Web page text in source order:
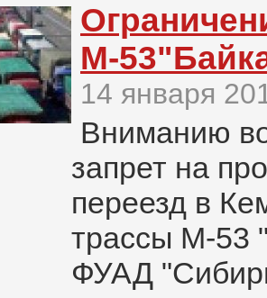
М-
14 января
Вниманию
запрет на
переезд в
трассы М-53
ФУАД